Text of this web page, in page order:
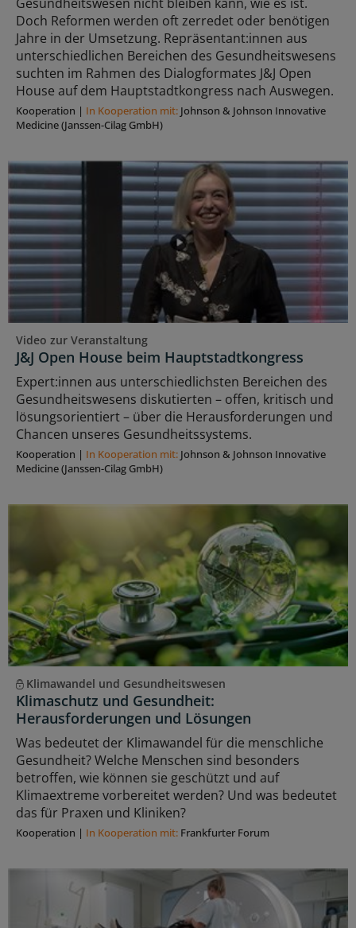
Doch Reformen werden oft zerredet oder benötigen
Jahre in der Umsetzung. Repräsentant:innen aus
unterschiedlichen Bereichen des Gesundheitswesens
suchten im Rahmen des Dialogformates J&J Open
House auf dem Hauptstadtkongress nach Auswegen.
Kooperation | In Kooperation mit: Johnson & Johnson Innovative
Medicine (Janssen-Cilag GmbH)
Video zur Veranstaltung
J&J Open House beim Hauptstadtkongress
Expert:innen aus unterschiedlichsten Bereichen des
Gesundheitswesens diskutierten – offen, kritisch und
lösungsorientiert – über die Herausforderungen und
Chancen unseres Gesundheitssystems.
Kooperation | In Kooperation mit: Johnson & Johnson Innovative
Medicine (Janssen-Cilag GmbH)
Klimawandel und Gesundheitswesen
Klimaschutz und Gesundheit:
Herausforderungen und Lösungen
Was bedeutet der Klimawandel für die menschliche
Gesundheit? Welche Menschen sind besonders
betroffen, wie können sie geschützt und auf
Klimaextreme vorbereitet werden? Und was bedeutet
das für Praxen und Kliniken?
Kooperation | In Kooperation mit: Frankfurter Forum